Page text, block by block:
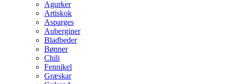
Agurker
Artiskok
Asparges
Auberginer
Bladbeder
Bønner
Chili
Fennikel
Græskar